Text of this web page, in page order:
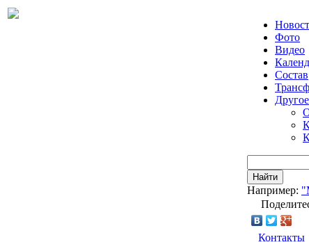
Фото
Видео
Состав
Другое
Найти
Например:
Контакты